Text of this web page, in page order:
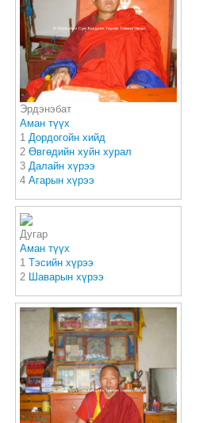
Эрдэнэбат
Аман түүх
1 Дордогойн хийд
2 Өвгөдийн хуйн хурал
3 Далайн хүрээ
4 Агарын хүрээ
Дугар
Аман түүх
1 Тэсийн хүрээ
2 Шаварын хүрээ